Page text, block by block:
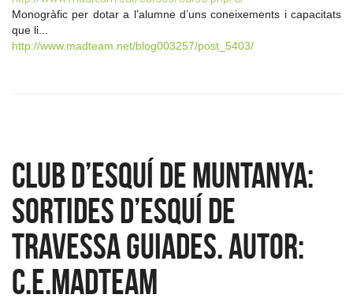
Monogràfic per dotar a l’alumne d’uns coneixements i capacitats
que li...
http://www.madteam.net/blog003257/post_5403/
CLUB D’ESQUÍ DE MUNTANYA:
Sortides d’esquí de
travessa guiades. Autor:
c.e.madteam